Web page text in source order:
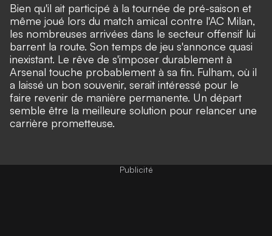
Bien qu'il ait participé à la tournée de pré-saison et
même joué lors du match amical contre l'AC Milan,
les nombreuses arrivées dans le secteur offensif lui
barrent la route. Son temps de jeu s'annonce quasi
inexistant. Le rêve de s'imposer durablement à
Arsenal touche probablement à sa fin. Fulham, où il
a laissé un bon souvenir, serait intéressé pour le
faire revenir de manière permanente. Un départ
semble être la meilleure solution pour relancer une
carrière prometteuse.